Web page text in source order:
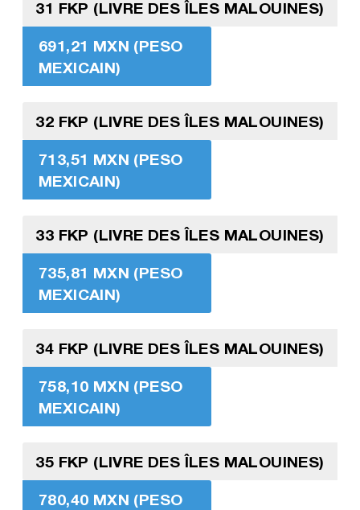
31 FKP (LIVRE DES ÎLES MALOUINES)
691,21 MXN (PESO
MEXICAIN)
32 FKP (LIVRE DES ÎLES MALOUINES)
713,51 MXN (PESO
MEXICAIN)
33 FKP (LIVRE DES ÎLES MALOUINES)
735,81 MXN (PESO
MEXICAIN)
34 FKP (LIVRE DES ÎLES MALOUINES)
758,10 MXN (PESO
MEXICAIN)
35 FKP (LIVRE DES ÎLES MALOUINES)
780,40 MXN (PESO